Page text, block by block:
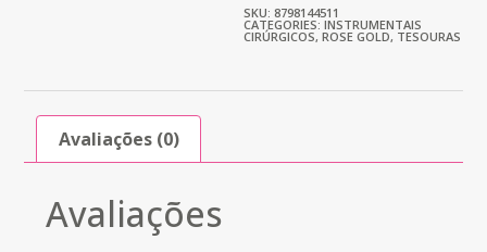
SKU: 8798144511
CATEGORIES: INSTRUMENTAIS
CIRÚRGICOS, ROSE GOLD, TESOURAS
Avaliações (0)
Avaliações